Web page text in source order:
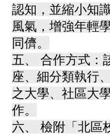
認知，並縮小知
風氣，增強年輕
同儕。
五、 合作方式：
座、細分類執行
之大學、社區大
作。
六、 檢附「北區